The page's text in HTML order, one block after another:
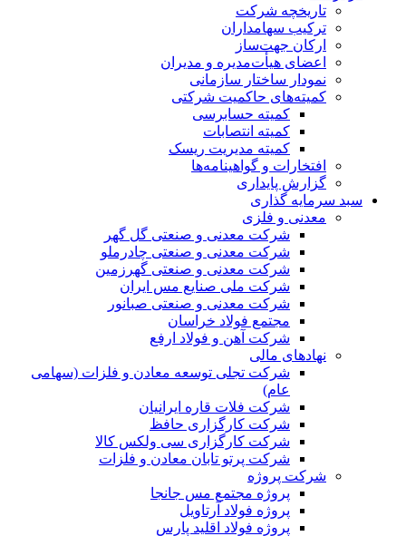
تاریخچه شرکت
ترکیب سهامداران
ارکان جهت‌ساز
اعضای هیأت‌مدیره و مدیران
نمودار ساختار سازمانی
کمیته‌های حاکمیت شرکتی
کمیته حسابرسی
کمیته انتصابات
کمیته مدیریت ریسک
افتخارات و گواهینامه‌ها
گزارش پایداری
سبد سرمایه گذاری
معدنی و فلزی
شرکت معدنی و صنعتی گل گهر
شرکت معدنی و صنعتی چادرملو
شرکت معدنی و صنعتی گهرزمین
شرکت ملی صنایع مس ایران
شرکت معدنی و صنعتی صبانور
مجتمع فولاد خراسان
شرکت آهن و فولاد ارفع
نهادهای مالی
شرکت تجلی توسعه معادن و فلزات (سهامی
عام)
شرکت فلات قاره ایرانیان
شرکت کارگزاری حافظ
شرکت کارگزاری سی ولکس کالا
شرکت پرتو تابان معادن و فلزات
شرکت پروژه
پروژه مجتمع مس جانجا
پروژه فولاد آرتاویل
پروژه فولاد اقلید پارس